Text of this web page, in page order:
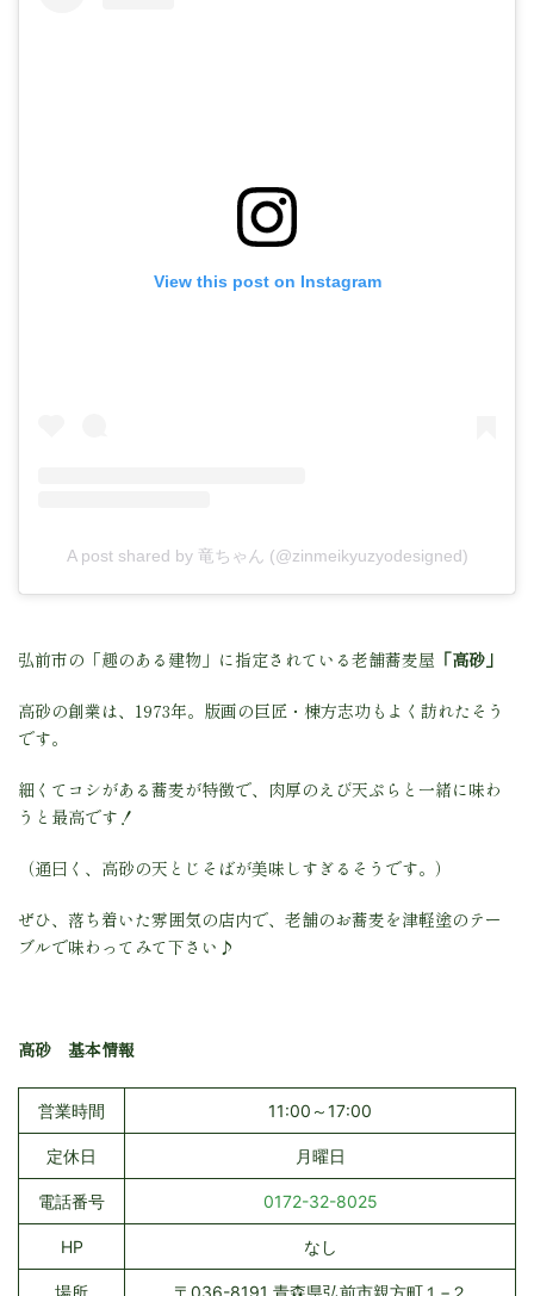
View this post on Instagram
A post shared by 竜ちゃん (@zinmeikyuzyodesigned)
弘前市の「趣のある建物」に指定されている老舗蕎麦屋 「高砂」
高砂の創業は、1973年。版画の巨匠・棟方志功もよく訪れたそう
です。
細くてコシがある蕎麦が特徴で、肉厚のえび天ぷらと一緒に味わ
うと最高です！
（通曰く、高砂の天とじそばが美味しすぎるそうです。）
ぜひ、落ち着いた雰囲気の店内で、老舗のお蕎麦を津軽塗のテー
ブルで味わってみて下さい♪
高砂 基本情報
営業時間 11:00～17:00
定休日 月曜日
電話番号 0172-32-8025
HP なし
場所 〒036-8191 青森県弘前市親方町１−２